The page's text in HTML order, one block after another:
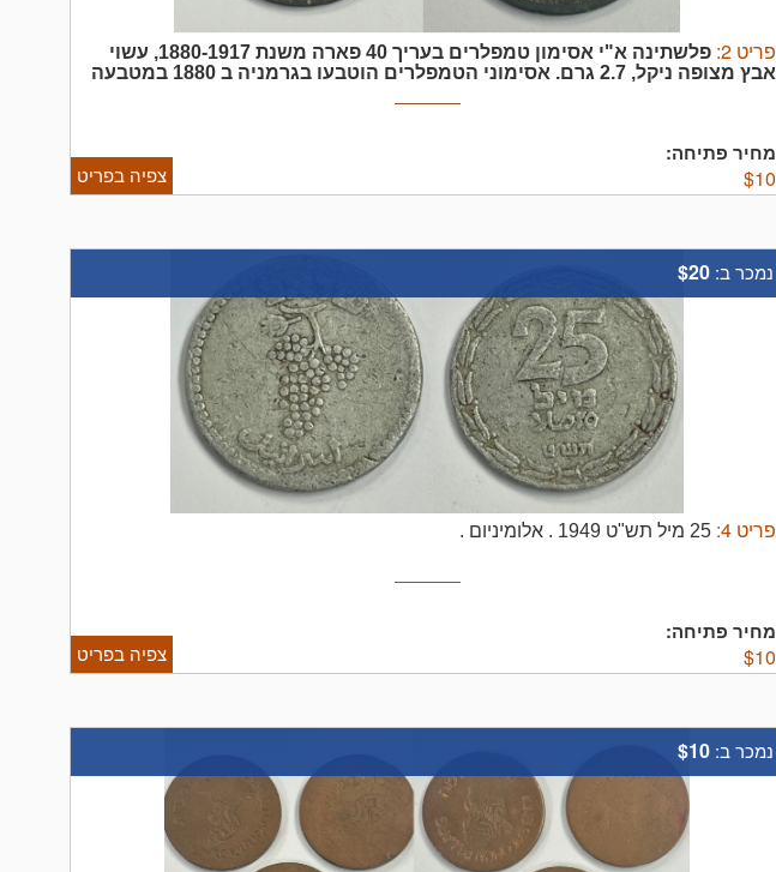
פריט 2
:
פלשתינה א"י אסימון טמפלרים בעריך 40 פארה משנת 1880-1917, עשוי
אבץ מצופה ניקל, 2.7 גרם.
אסימוני הטמפלרים הוטבעו בגרמניה ב 1880 במטבעה
מחיר פתיחה:
$10 צפיה בפריט
נמכר ב: $20
פריט 4
: 25 מיל תש"ט 1949 . אלומיניום .
מחיר פתיחה:
$10 צפיה בפריט
נמכר ב: $10